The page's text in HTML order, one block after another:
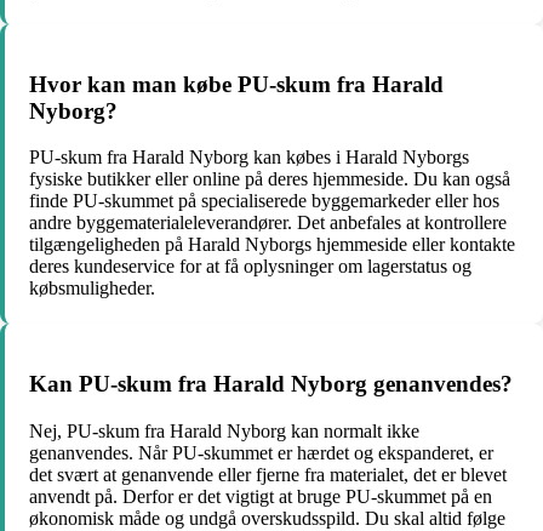
Hvor kan man købe PU-skum fra Harald
Nyborg?
PU-skum fra Harald Nyborg kan købes i Harald Nyborgs
fysiske butikker eller online på deres hjemmeside. Du kan også
finde PU-skummet på specialiserede byggemarkeder eller hos
andre byggematerialeleverandører. Det anbefales at kontrollere
tilgængeligheden på Harald Nyborgs hjemmeside eller kontakte
deres kundeservice for at få oplysninger om lagerstatus og
købsmuligheder.
Kan PU-skum fra Harald Nyborg genanvendes?
Nej, PU-skum fra Harald Nyborg kan normalt ikke
genanvendes. Når PU-skummet er hærdet og ekspanderet, er
det svært at genanvende eller fjerne fra materialet, det er blevet
anvendt på. Derfor er det vigtigt at bruge PU-skummet på en
økonomisk måde og undgå overskudsspild. Du skal altid følge